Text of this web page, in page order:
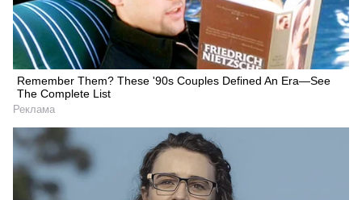
Remember Them? These '90s Couples Defined An Era—See
The Complete List
Реклама